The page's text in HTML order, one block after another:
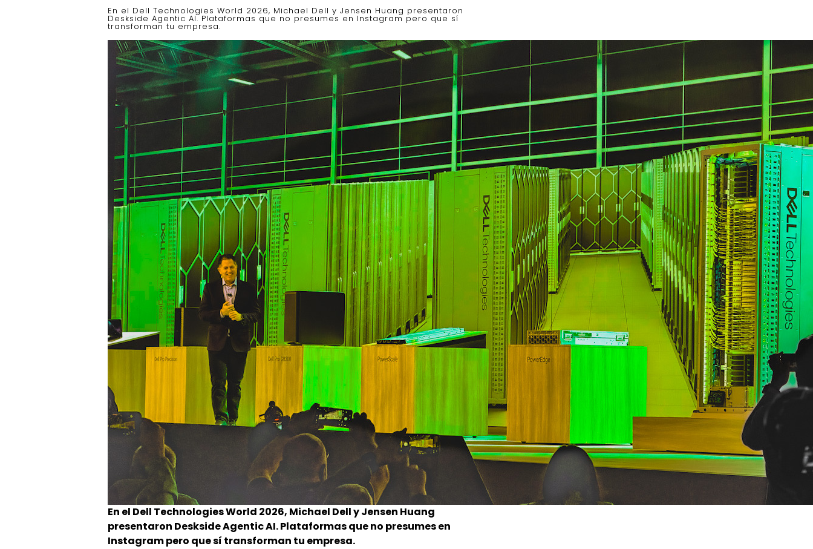
En el Dell Technologies World 2026, Michael Dell y Jensen Huang presentaron
Deskside Agentic AI. Plataformas que no presumes en Instagram pero que sí
transforman tu empresa.
En el Dell Technologies World 2026, Michael Dell y Jensen Huang
presentaron Deskside Agentic AI. Plataformas que no presumes en
Instagram pero que sí transforman tu empresa.